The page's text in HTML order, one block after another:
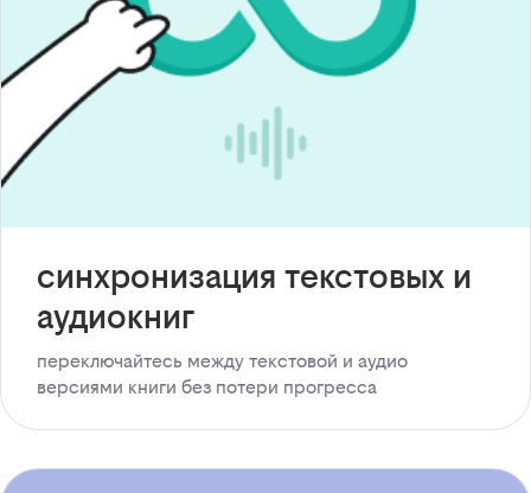
синхронизация текстовых и
аудиокниг
переключайтесь между текстовой и аудио
версиями книги без потери прогресса